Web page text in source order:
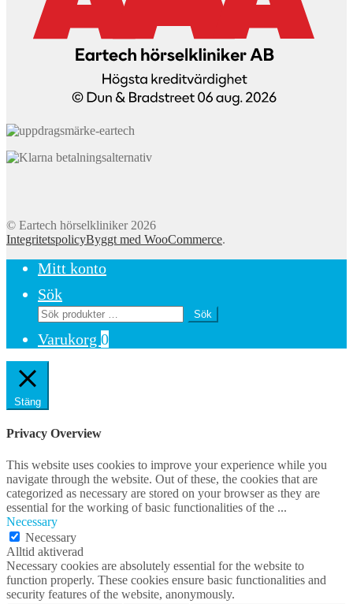
© Eartech hörselkliniker 2026
IntegritetspolicyByggt med WooCommerce.
Mitt konto
Sök
Sök
efter:
Sök
Varukorg 0
Stäng
Privacy Overview
This website uses cookies to improve your experience while you
navigate through the website. Out of these, the cookies that are
categorized as necessary are stored on your browser as they are
essential for the working of basic functionalities of the ...
Necessary
Necessary
Alltid aktiverad
Necessary cookies are absolutely essential for the website to
function properly. These cookies ensure basic functionalities and
security features of the website, anonymously.